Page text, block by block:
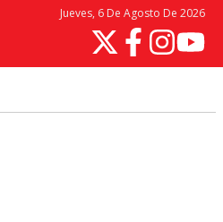
Jueves, 6 De Agosto De 2026